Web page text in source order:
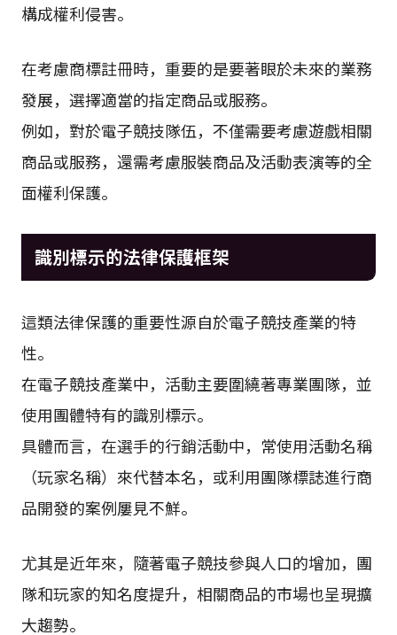
構成權利侵害。
在考慮商標註冊時，重要的是要著眼於未來的業務
發展，選擇適當的指定商品或服務。
例如，對於電子競技隊伍，不僅需要考慮遊戲相關
商品或服務，還需考慮服裝商品及活動表演等的全
面權利保護。
識別標示的法律保護框架
這類法律保護的重要性源自於電子競技產業的特
性。
在電子競技產業中，活動主要圍繞著專業團隊，並
使用團體特有的識別標示。
具體而言，在選手的行銷活動中，常使用活動名稱
（玩家名稱）來代替本名，或利用團隊標誌進行商
品開發的案例屢見不鮮。
尤其是近年來，隨著電子競技參與人口的增加，團
隊和玩家的知名度提升，相關商品的市場也呈現擴
大趨勢。